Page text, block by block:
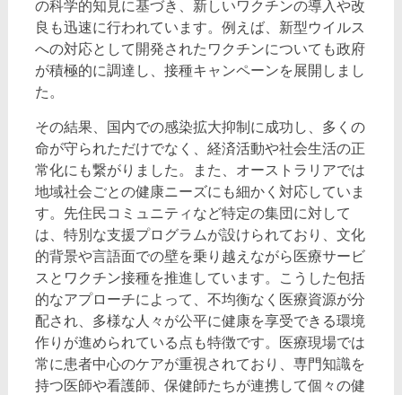
の科学的知見に基づき、新しいワクチンの導入や改
良も迅速に行われています。例えば、新型ウイルス
への対応として開発されたワクチンについても政府
が積極的に調達し、接種キャンペーンを展開しまし
た。
その結果、国内での感染拡大抑制に成功し、多くの
命が守られただけでなく、経済活動や社会生活の正
常化にも繋がりました。また、オーストラリアでは
地域社会ごとの健康ニーズにも細かく対応していま
す。先住民コミュニティなど特定の集団に対して
は、特別な支援プログラムが設けられており、文化
的背景や言語面での壁を乗り越えながら医療サービ
スとワクチン接種を推進しています。こうした包括
的なアプローチによって、不均衡なく医療資源が分
配され、多様な人々が公平に健康を享受できる環境
作りが進められている点も特徴です。医療現場では
常に患者中心のケアが重視されており、専門知識を
持つ医師や看護師、保健師たちが連携して個々の健